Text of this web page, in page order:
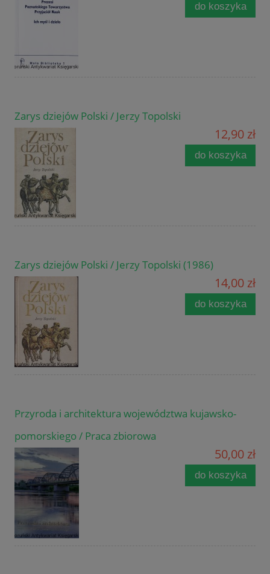
do koszyka
Zarys dziejów Polski / Jerzy Topolski
12,90 zł
do koszyka
Zarys dziejów Polski / Jerzy Topolski (1986)
14,00 zł
do koszyka
Przyroda i architektura województwa kujawsko-
pomorskiego / Praca zbiorowa
50,00 zł
do koszyka